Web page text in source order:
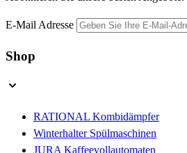
E-Mail Adresse
Shop
RATIONAL Kombidämpfer
Winterhalter Spülmaschinen
JURA Kaffeevollautomaten